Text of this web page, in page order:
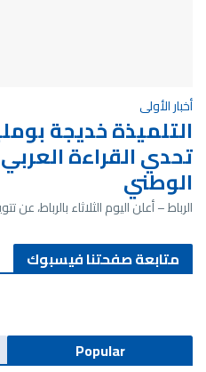
أخبار الأولى
التلميذة خديجة
تحدي القراءة
الوطني
الرباط – أعلن اليوم الثلاثاء بالرباط،
متابعة صفحتنا فيسبوك
Popular